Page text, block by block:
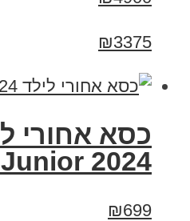
₪3375
Junior 2024 יאפ
₪699